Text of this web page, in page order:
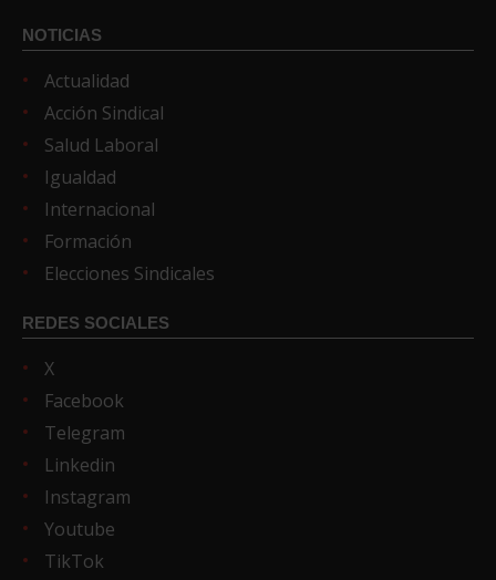
NOTICIAS
Actualidad
Acción Sindical
Salud Laboral
Igualdad
Internacional
Formación
Elecciones Sindicales
REDES SOCIALES
X
Facebook
Telegram
Linkedin
Instagram
Youtube
TikTok